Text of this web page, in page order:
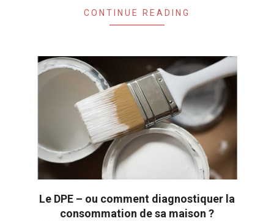
CONTINUE READING
Le DPE – ou comment diagnostiquer la
consommation de sa maison ?